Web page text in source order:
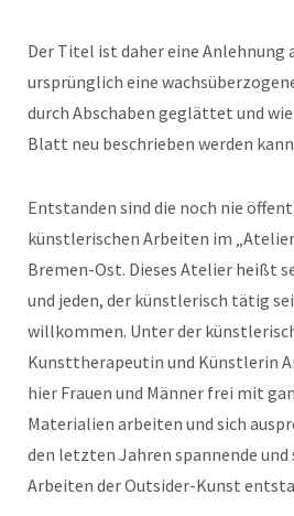
Der Titel ist daher eine Anlehnung
ursprünglich eine
durch Abschaben geglättet und
Blatt neu beschrieben werden
Entstanden sind die noch nie
künstlerischen Arbeiten im
Bremen-Ost. Dieses Atelier heißt
und jeden, der künstlerisch tätig
willkommen. Unter der
Kunsttherapeutin und Künstlerin
hier Frauen und Männer frei mit
Materialien arbeiten und sich
den letzten Jahren spannende
Arbeiten der Outsider-Kunst